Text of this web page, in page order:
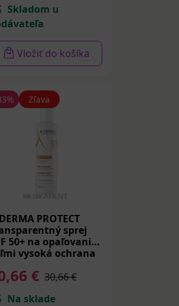
Skladom u
Vložiť do košíka
Zľava
PROTECT
sprej
50+ na opaľovanie
vysoká ochrana
€ 30,66 €
Na sklade